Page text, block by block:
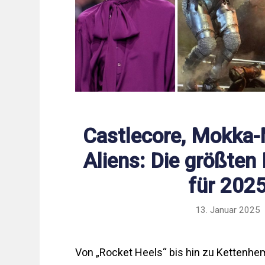
Castlecore,
Aliens: Die größten
für
13. Januar 2025
Von „Rocket Heels“ bis hin zu